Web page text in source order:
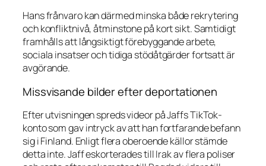
Hans frånvaro kan därmed minska både rekrytering
och konfliktnivå, åtminstone på kort sikt. Samtidigt
framhålls att långsiktigt förebyggande arbete,
sociala insatser och tidiga stödåtgärder fortsatt är
avgörande.
Missvisande bilder efter deportationen
Efter utvisningen spreds videor på Jaffs TikTok-
konto som gav intryck av att han fortfarande befann
sig i Finland. Enligt flera oberoende källor stämde
detta inte. Jaff eskorterades till Irak av flera poliser